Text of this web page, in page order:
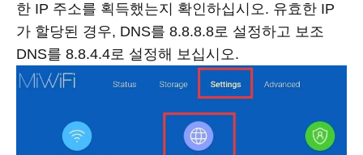
한 IP 주소를 획득했는지 확인하십시오. 유효한 IP
가 할당된 경우, DNS를 8.8.8.8로 설정하고 보조
DNS를 8.8.4.4로 설정해 보십시오.